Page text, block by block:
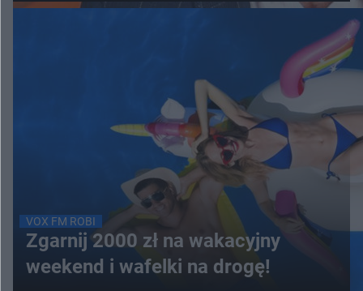
VOX FM ROBI
Zgarnij 2000 zł na wakacyjny
weekend i wafelki na drogę!